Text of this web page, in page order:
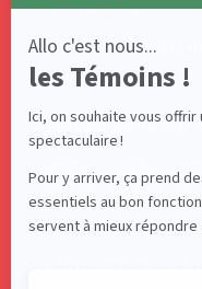
Suivez-nous sur
info@acelf.ca
Téléphone : 418 681-